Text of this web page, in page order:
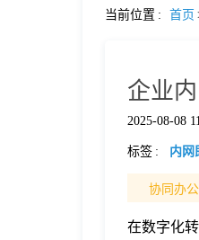
当前位置 : 首页
企业
2025-08-08
标签 : 内网
协同办
在数字化